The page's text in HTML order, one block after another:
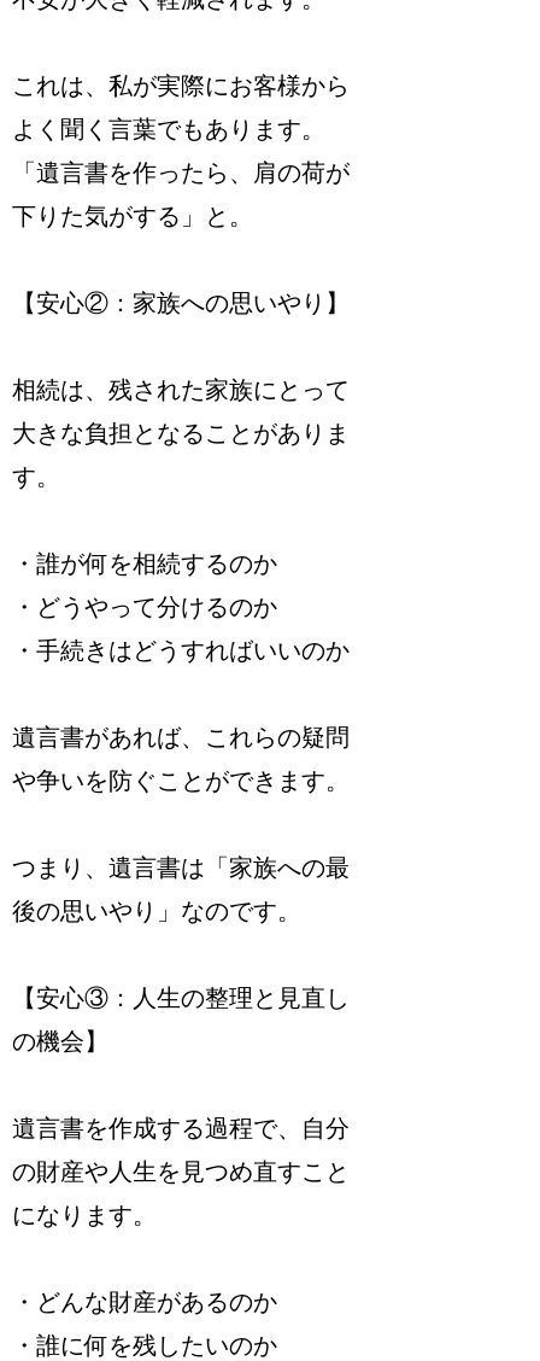
これは、私が実際にお客様から
よく聞く言葉でもあります。
「遺言書を作ったら、肩の荷が
下りた気がする」と。
【安心②：家族への思いやり】
相続は、残された家族にとって
大きな負担となることがありま
す。
・誰が何を相続するのか
・どうやって分けるのか
・手続きはどうすればいいのか
遺言書があれば、これらの疑問
や争いを防ぐことができます。
つまり、遺言書は「家族への最
後の思いやり」なのです。
【安心③：人生の整理と見直し
の機会】
遺言書を作成する過程で、自分
の財産や人生を見つめ直すこと
になります。
・どんな財産があるのか
・誰に何を残したいのか